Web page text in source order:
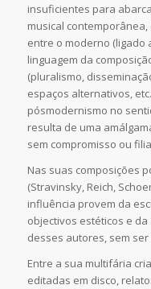
insuficientes para
musical
entre o moderno (ligado
linguagem da
(pluralismo,
espaços alternativos,
pósmodernismo no
resulta de uma
sem compromisso ou
Nas suas composições
(Stravinsky, Reich,
influência provem da
objectivos estéticos e
desses autores, sem
Entre a sua multifária
editadas em disco,